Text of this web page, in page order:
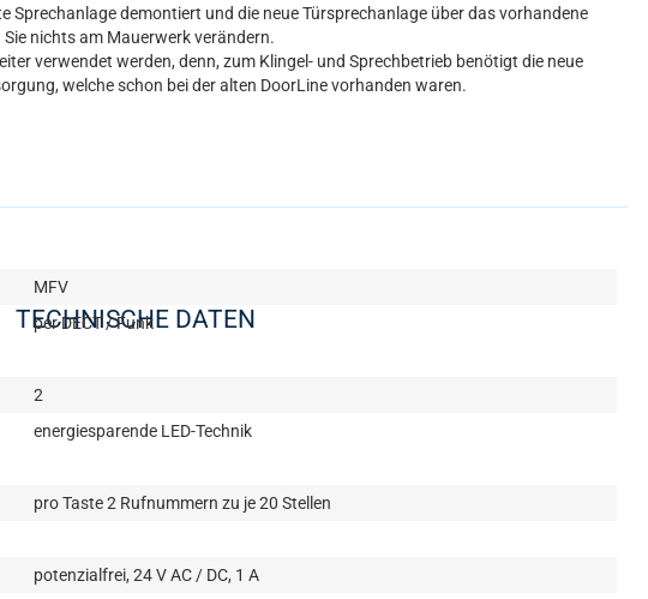
Sprechanlage demontiert und die neue Türsprechanlage über das vorhandene
nichts am Mauerwerk verändern.
verwendet werden, denn, zum Klingel- und Sprechbetrieb benötigt die neue
welche schon bei der alten DoorLine vorhanden waren.
TECHNISCHE DATEN
MFV
per DECT / Funk
2
energiesparende LED-Technik
pro Taste 2 Rufnummern zu je 20 Stellen
potenzialfrei, 24 V AC / DC, 1 A